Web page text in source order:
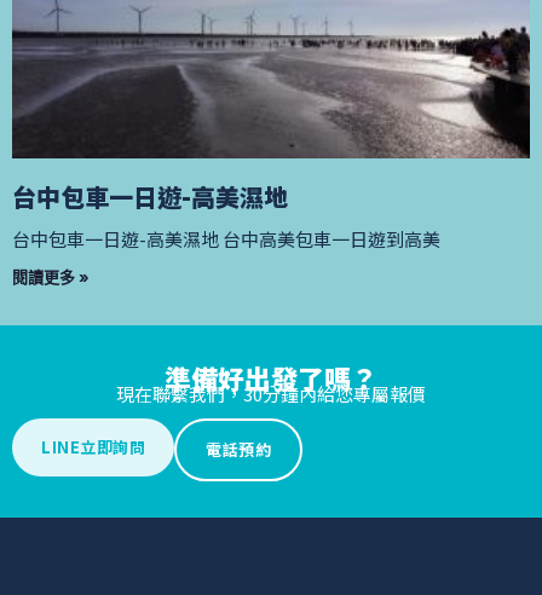
台中包車一日遊-高美濕地
台中包車一日遊-高美濕地 台中高美包車一日遊到高美
閱讀更多 »
準備好出發了嗎？
現在聯繫我們，30分鐘內給您專屬報價
LINE立即詢問 電話預約